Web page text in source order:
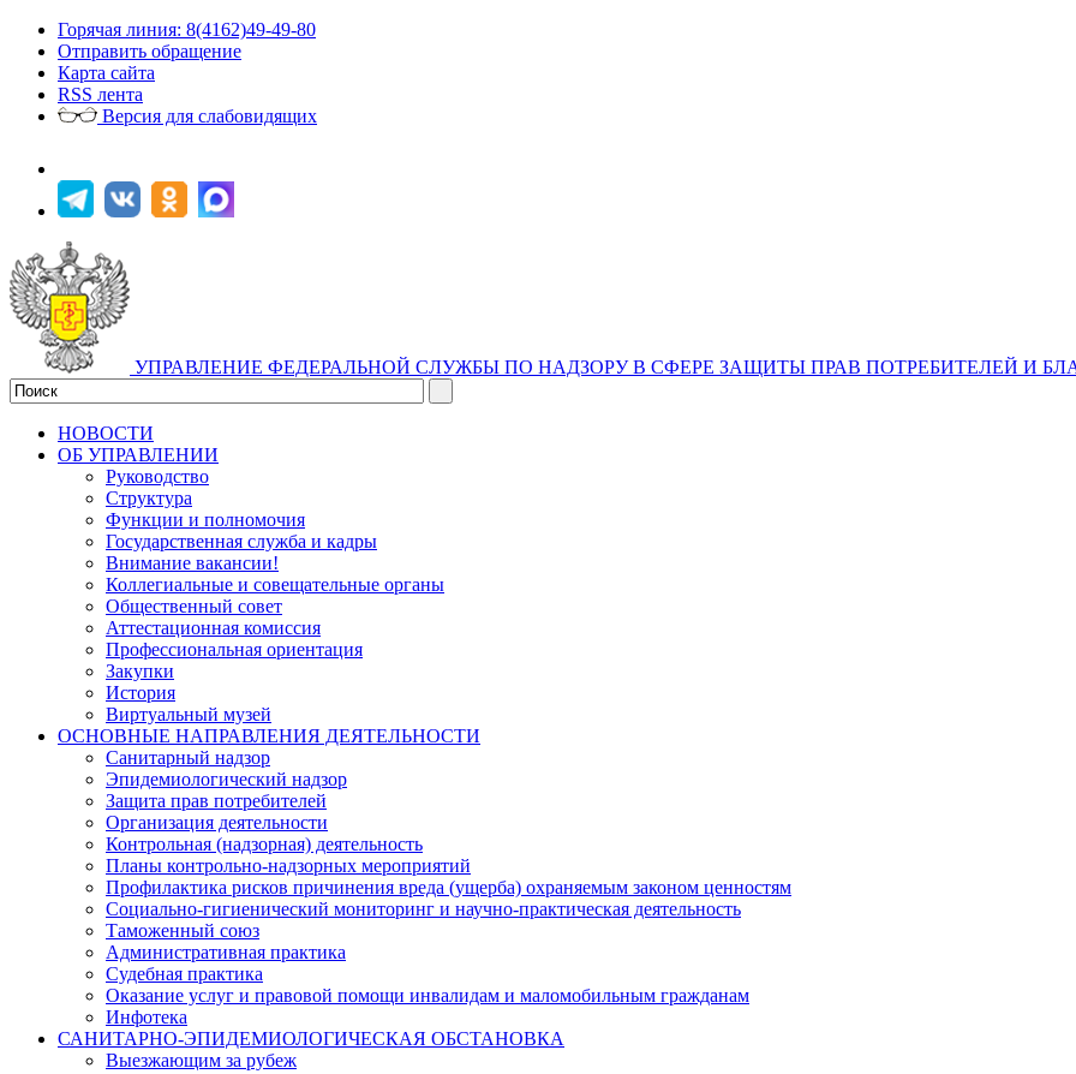
Горячая линия: 8(4162)49-49-80
Отправить обращение
Карта сайта
RSS лента
Версия для слабовидящих
УПРАВЛЕНИЕ ФЕДЕРАЛЬНОЙ СЛУЖБЫ ПО НАДЗОРУ В СФЕРЕ ЗАЩИТЫ ПРАВ ПОТРЕБИТЕЛЕЙ И
НОВОСТИ
ОБ УПРАВЛЕНИИ
Руководство
Структура
Функции и полномочия
Государственная служба и кадры
Внимание вакансии!
Коллегиальные и совещательные органы
Общественный совет
Аттестационная комиссия
Профессиональная ориентация
Закупки
История
Виртуальный музей
ОСНОВНЫЕ НАПРАВЛЕНИЯ ДЕЯТЕЛЬНОСТИ
Санитарный надзор
Эпидемиологический надзор
Защита прав потребителей
Организация деятельности
Контрольная (надзорная) деятельность
Планы контрольно-надзорных мероприятий
Профилактика рисков причинения вреда (ущерба) охраняемым законом ценностям
Социально-гигиенический мониторинг и научно-практическая деятельность
Таможенный союз
Административная практика
Судебная практика
Оказание услуг и правовой помощи инвалидам и маломобильным гражданам
Инфотека
САНИТАРНО-ЭПИДЕМИОЛОГИЧЕСКАЯ ОБСТАНОВКА
Выезжающим за рубеж